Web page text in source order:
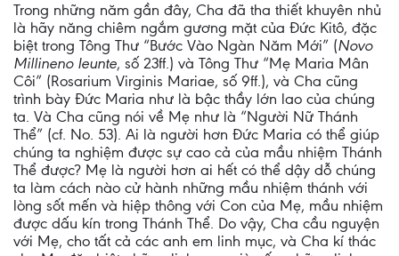
Trong những năm gần đây, Cha đã tha thiết khuyên nhủ
là hãy năng chiêm ngắm gương mặt của Đức Kitô, đặc
biệt trong Tông Thư “Bước Vào Ngàn Năm Mới” (Novo
Millineno Ieunte, số 23ff.) và Tông Thư “Mẹ Maria Mân
Côi” (Rosarium Virginis Mariae, số 9ff.), và Cha cũng
trình bày Đức Maria như là bậc thầy lớn lao của chúng
ta. Và Cha cũng nói về Mẹ như là “Người Nữ Thánh
Thể” (cf. No. 53). Ai là người hơn Đức Maria có thể giúp
chúng ta nghiệm được sự cao cả của mầu nhiệm Thánh
Thể được? Mẹ là người hơn ai hết có thể dậy dỗ chúng
ta làm cách nào cử hành những mầu nhiệm thánh với
lòng sốt mến và hiệp thông với Con của Mẹ, mầu nhiệm
được dấu kín trong Thánh Thể. Do vậy, Cha cầu nguyện
với Mẹ, cho tất cả các anh em linh mục, và Cha kí thác